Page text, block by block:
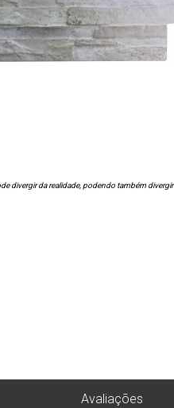
divergir da realidade, podendo também divergir
Avaliações